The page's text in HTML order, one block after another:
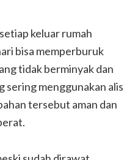
keluar rumah
bisa memperburuk
tidak berminyak dan
sering menggunakan alis
tersebut aman dan